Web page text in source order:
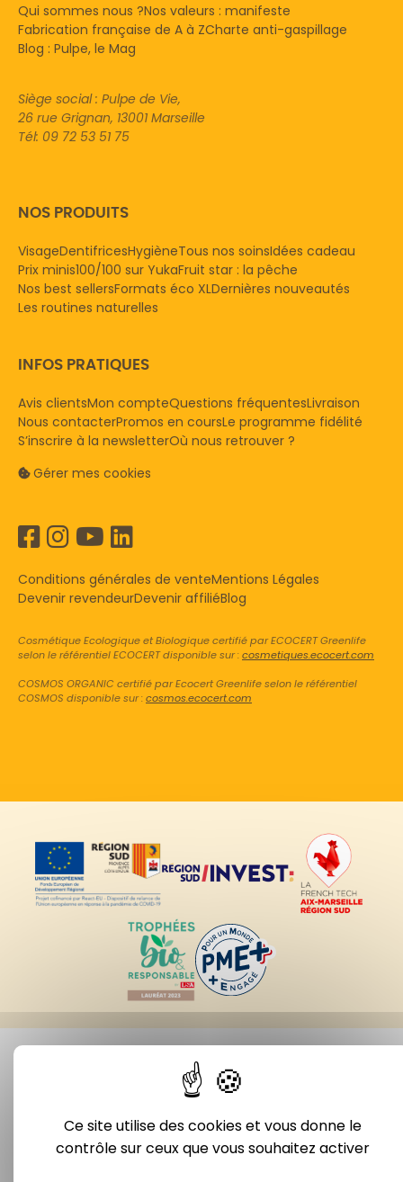
Qui sommes nous ?Nos valeurs : manifeste
Fabrication française de A à ZCharte anti-gaspillage
Blog : Pulpe, le Mag
Siège social : Pulpe de Vie,
26 rue Grignan, 13001 Marseille
Tél: 09 72 53 51 75
NOS PRODUITS
VisageDentifricesHygièneTous nos soinsIdées cadeau
Prix minis100/100 sur YukaFruit star : la pêche
Nos best sellersFormats éco XLDernières nouveautés
Les routines naturelles
INFOS PRATIQUES
Avis clientsMon compteQuestions fréquentesLivraison
Nous contacterPromos en coursLe programme fidélité
S’inscrire à la newsletterOù nous retrouver ?
Gérer mes cookies
Conditions générales de venteMentions Légales
Devenir revendeurDevenir affiliéBlog
Cosmétique Ecologique et Biologique certifié par ECOCERT Greenlife
selon le référentiel ECOCERT disponible sur :cosmetiques.ecocert.com
COSMOS ORGANIC certifié par Ecocert Greenlife selon le référentiel
COSMOS disponible sur :cosmos.ecocert.com
Ce site utilise des cookies et vous donne le
contrôle sur ceux que vous souhaitez activer